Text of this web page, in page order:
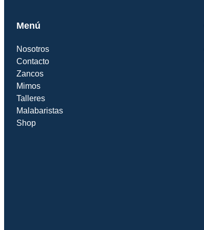
Menú
Nosotros
Contacto
Zancos
Mimos
Talleres
Malabaristas
Shop